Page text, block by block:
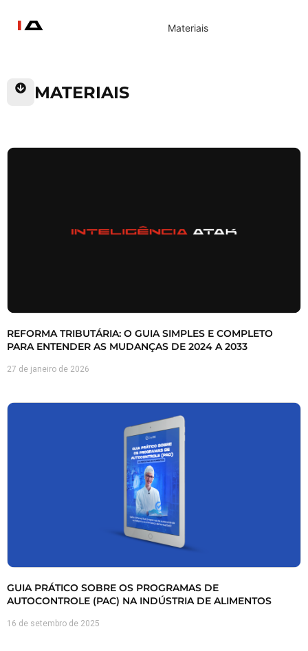
Materiais
MATERIAIS
REFORMA TRIBUTÁRIA: O GUIA SIMPLES E COMPLETO
PARA ENTENDER AS MUDANÇAS DE 2024 A 2033
27 de janeiro de 2026
GUIA PRÁTICO SOBRE OS PROGRAMAS DE
AUTOCONTROLE (PAC) NA INDÚSTRIA DE ALIMENTOS
16 de setembro de 2025